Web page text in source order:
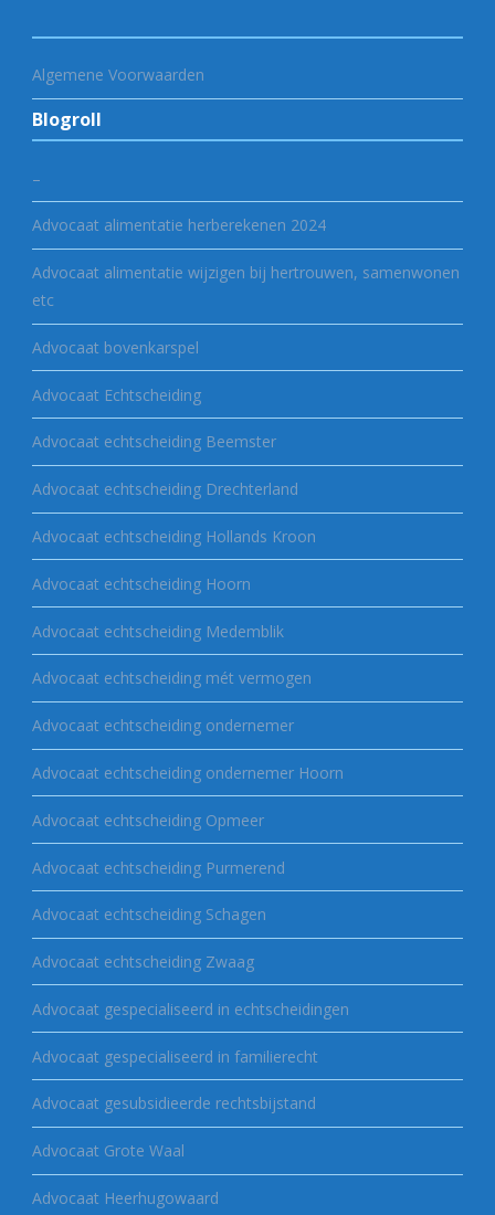
Algemene Voorwaarden
Blogroll
–
Advocaat alimentatie herberekenen 2024
Advocaat alimentatie wijzigen bij hertrouwen, samenwonen
etc
Advocaat bovenkarspel
Advocaat Echtscheiding
Advocaat echtscheiding Beemster
Advocaat echtscheiding Drechterland
Advocaat echtscheiding Hollands Kroon
Advocaat echtscheiding Hoorn
Advocaat echtscheiding Medemblik
Advocaat echtscheiding mét vermogen
Advocaat echtscheiding ondernemer
Advocaat echtscheiding ondernemer Hoorn
Advocaat echtscheiding Opmeer
Advocaat echtscheiding Purmerend
Advocaat echtscheiding Schagen
Advocaat echtscheiding Zwaag
Advocaat gespecialiseerd in echtscheidingen
Advocaat gespecialiseerd in familierecht
Advocaat gesubsidieerde rechtsbijstand
Advocaat Grote Waal
Advocaat Heerhugowaard